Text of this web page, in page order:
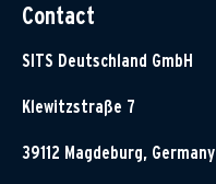
Contact
SITS Deutschland GmbH
Klewitzstraße 7
39112 Magdeburg, Germany